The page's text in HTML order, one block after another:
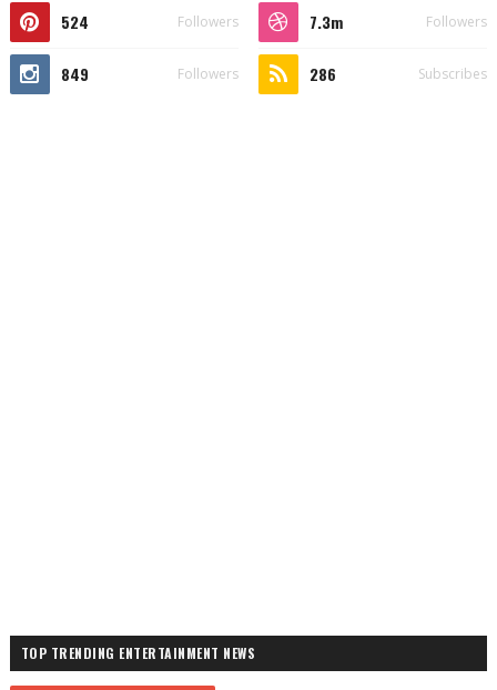
524 Followers 7.3m Followers
849 Followers 286 Subscribes
TOP TRENDING ENTERTAINMENT NEWS